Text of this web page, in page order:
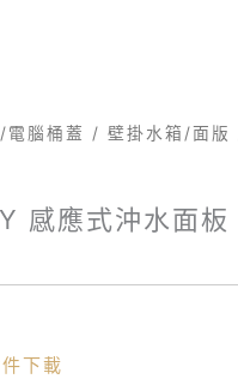
電腦桶蓋 / 壁掛水箱/面版
感應式沖水面板
下載